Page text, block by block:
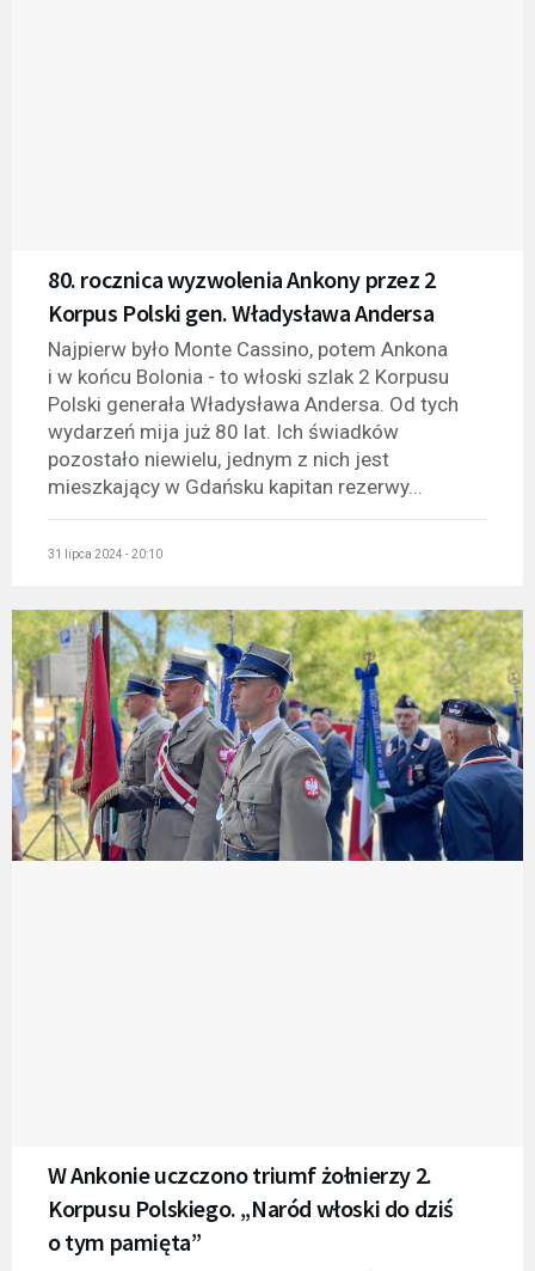
80. rocznica wyzwolenia Ankony przez 2
Korpus Polski gen. Władysława Andersa
Najpierw było Monte Cassino, potem Ankona
i w końcu Bolonia - to włoski szlak 2 Korpusu
Polski generała Władysława Andersa. Od tych
wydarzeń mija już 80 lat. Ich świadków
pozostało niewielu, jednym z nich jest
mieszkający w Gdańsku kapitan rezerwy...
31 lipca 2024 - 20:10
W Ankonie uczczono triumf żołnierzy 2.
Korpusu Polskiego. „Naród włoski do dziś
o tym pamięta”